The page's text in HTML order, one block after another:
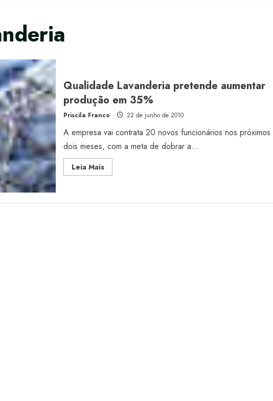
Qualidade Lavanderia pretende aumentar
produção em 35%
Priscila Franco 22 de junho de 2010
A empresa vai contrata 20 novos funcionários nos próximos
dois meses, com a meta de dobrar a...
Leia MaisRead
more